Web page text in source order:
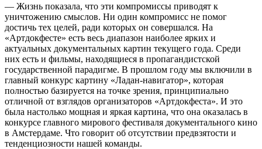
— Жизнь показала, что эти компромиссы приводят к
уничтожению смыслов. Ни один компромисс не помог
достичь тех целей, ради которых он совершался. На
«Артдокфесте» есть весь диапазон наиболее ярких и
актуальных документальных картин текущего года. Среди
них есть и фильмы, находящиеся в пропагандистской
государственной парадигме. В прошлом году мы включили в
главный конкурс картину «Ладан-навигатор», которая
полностью базируется на точке зрения, принципиально
отличной от взглядов организаторов «Артдокфеста». И это
была настолько мощная и яркая картина, что она оказалась в
конкурсе главного мирового фестиваля документального кино
в Амстердаме. Что говорит об отсутствии предвзятости и
тенденциозности нашей команды.